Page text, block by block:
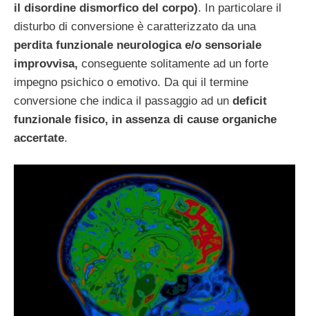
il disordine dismorfico del corpo). In particolare il
disturbo di conversione è caratterizzato da una
perdita funzionale neurologica e/o sensoriale
improvvisa, conseguente solitamente ad un forte
impegno psichico o emotivo. Da qui il termine
conversione che indica il passaggio ad un deficit
funzionale fisico, in assenza di cause organiche
accertate.